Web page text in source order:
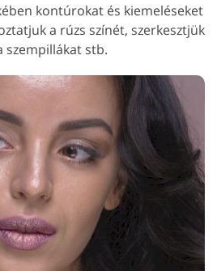
kontúrokat és kiemeléseket
a rúzs színét, szerkesztjük
szempillákat stb.